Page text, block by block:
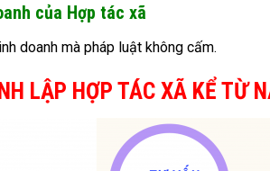
của Hợp tác xã
doanh mà pháp luật không cấm.
LẬP HỢP TÁC XÃ KỂ TỪ